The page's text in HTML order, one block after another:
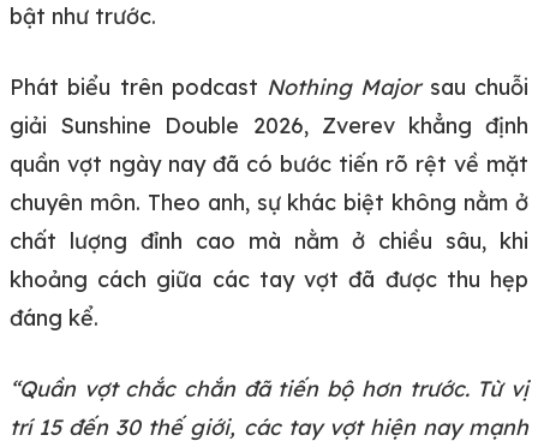
bật như trước.
Phát biểu trên podcast Nothing Majorsau chuỗi
giải Sunshine Double 2026, Zverev khẳng định
quần vợt ngày nay đã có bước tiến rõ rệt về mặt
chuyên môn. Theo anh, sự khác biệt không nằm ở
chất lượng đỉnh cao mà nằm ở chiều sâu, khi
khoảng cách giữa các tay vợt đã được thu hẹp
đáng kể.
“Quần vợt chắc chắn đã tiến bộ hơn trước. Từ vị
trí 15 đến 30 thế giới, các tay vợt hiện nay mạnh